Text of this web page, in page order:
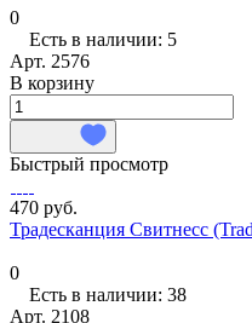
0
Есть в наличии: 5
Арт. 2576
В корзину
Быстрый просмотр
470 руб.
Традесканция Свитнесс
0
Есть в наличии: 38
Арт. 2108